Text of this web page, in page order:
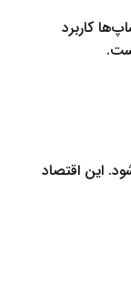
کاربرد
این اقتصاد